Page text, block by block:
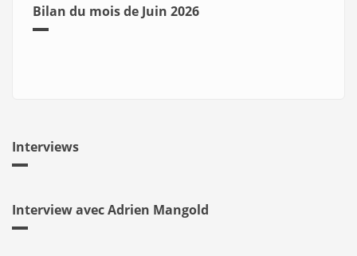
Bilan du mois de Juin 2026
Interviews
Interview avec Adrien Mangold